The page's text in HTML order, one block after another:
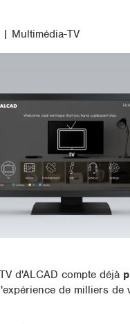
| Multimédia-TV
d'ALCAD compte déjà
de milliers de